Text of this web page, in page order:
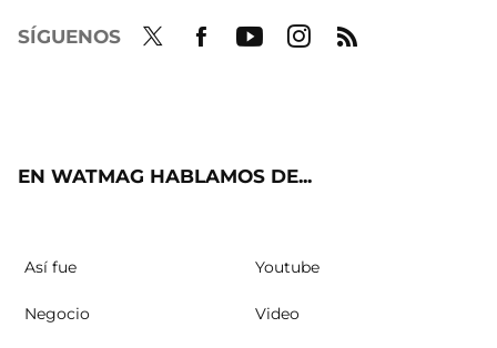
SÍGUENOS
EN WATMAG HABLAMOS DE...
Así fue Youtube
Negocio Video